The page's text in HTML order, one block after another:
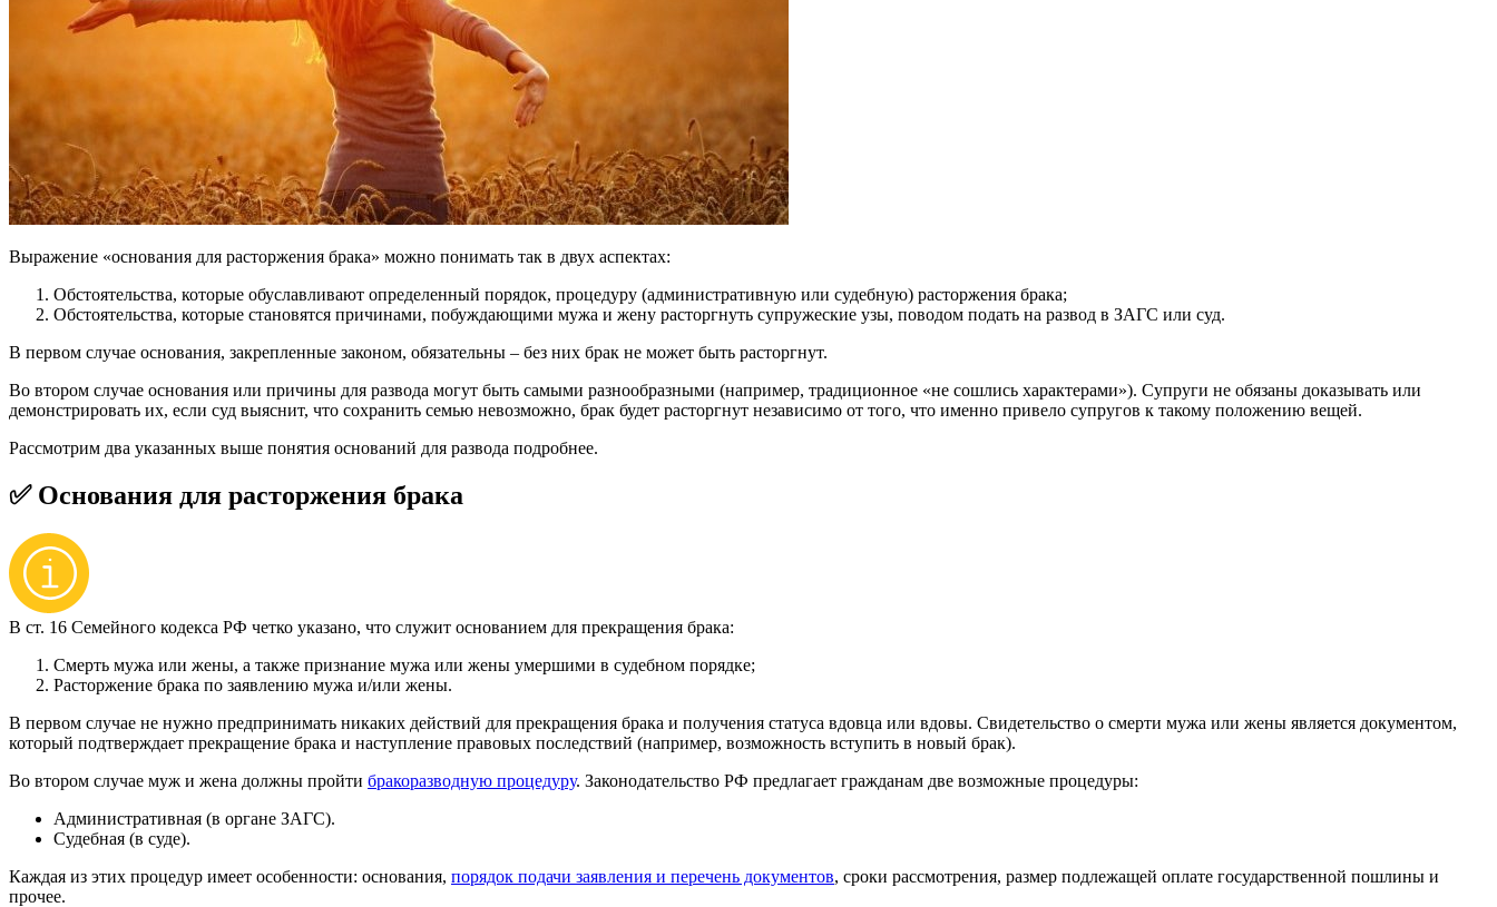
Выражение «основания для расторжения брака» можно понимать так в двух аспектах:
Обстоятельства, которые обуславливают определенный порядок, процедуру (административную или судебную) расторжения брака;
Обстоятельства, которые становятся причинами, побуждающими мужа и жену расторгнуть супружеские узы, поводом подать на развод в ЗАГС или суд.
В первом случае основания, закрепленные законом, обязательны – без них брак не может быть расторгнут.
Во втором случае основания или причины для развода могут быть самыми разнообразными (например, традиционное «не сошлись характерами»). Супруги не обязаны доказывать или
демонстрировать их, если суд выяснит, что сохранить семью невозможно, брак будет расторгнут независимо от того, что именно привело супругов к такому положению вещей.
Рассмотрим два указанных выше понятия оснований для развода подробнее.
✅ Основания для расторжения брака
В ст. 16 Семейного кодекса РФ четко указано, что служит основанием для прекращения брака:
Смерть мужа или жены, а также признание мужа или жены умершими в судебном порядке;
Расторжение брака по заявлению мужа и/или жены.
В первом случае не нужно предпринимать никаких действий для прекращения брака и получения статуса вдовца или вдовы. Свидетельство о смерти мужа или жены является документом,
который подтверждает прекращение брака и наступление правовых последствий (например, возможность вступить в новый брак).
Во втором случае муж и жена должны пройти бракоразводную процедуру. Законодательство РФ предлагает гражданам две возможные процедуры:
Административная (в органе ЗАГС).
Судебная (в суде).
Каждая из этих процедур имеет особенности: основания, порядок подачи заявления и перечень документов, сроки рассмотрения, размер подлежащей оплате государственной пошлины и
прочее.